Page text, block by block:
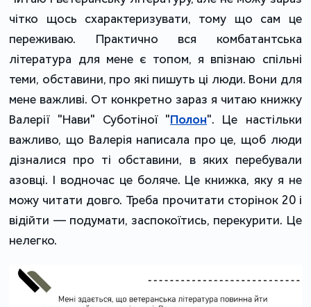
чітко щось схарактеризувати, тому що сам це
переживаю. Практично вся комбатантська
література для мене є топом, я впізнаю спільні
теми, обставини, про які пишуть ці люди. Вони для
мене важливі. От конкретно зараз я читаю книжку
Валерії "Нави" Суботіної "Полон". Це настільки
важливо, що Валерія написала про це, щоб люди
дізналися про ті обставини, в яких перебували
азовці. І водночас це боляче. Це книжка, яку я не
можу читати довго. Треба прочитати сторінок 20 і
відійти — подумати, заспокоїтись, перекурити. Це
нелегко.